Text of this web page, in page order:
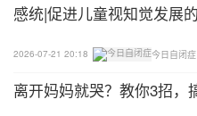
1、他们不能透过观察，
样与人相处，例如与人保
感统|促进儿童视知觉发展
2026-07-21 20:18 今日自闭症
离开妈妈就哭？教你3招，